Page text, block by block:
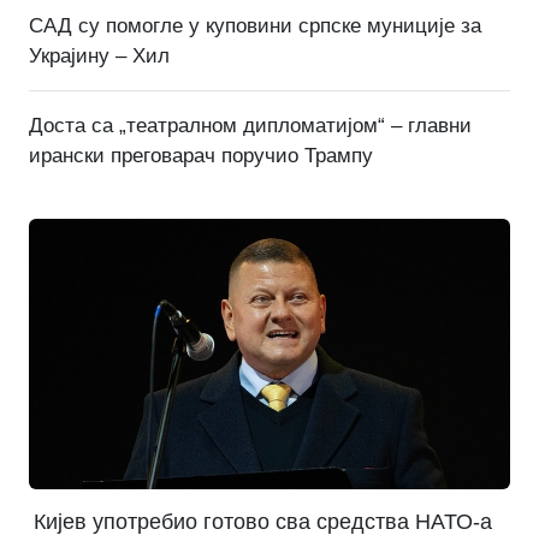
САД су помогле у куповини српске муниције за
Украјину – Хил
Доста са „театралном дипломатијом“ – главни
ирански преговарач поручио Трампу
Кијев употребио готово сва средства НАТО-а